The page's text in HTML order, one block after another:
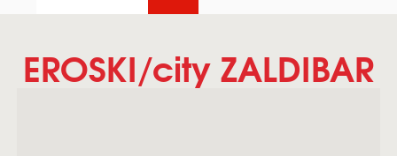
EROSKI/city ZALDIBAR